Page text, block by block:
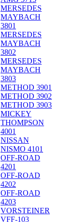
MERSEDES
MAYBACH
3801
MERSEDES
MAYBACH
3802
MERSEDES
MAYBACH
3803
METHOD 3901
METHOD 3902
METHOD 3903
MICKEY
THOMPSON
4001
NISSAN
NISMO 4101
OFF-ROAD
4201
OFF-ROAD
4202
OFF-ROAD
4203
VORSTEINER
VFF-103